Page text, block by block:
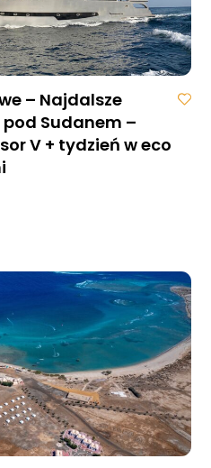
– Najdalsze
pod Sudanem –
V + tydzień w eco